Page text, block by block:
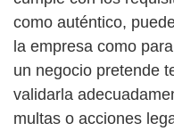
como auténtico,
la empresa como
un negocio pretende
validarla
multas o acciones